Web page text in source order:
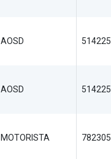
AOSD 514225
AOSD 514225
MOTORISTA 782305